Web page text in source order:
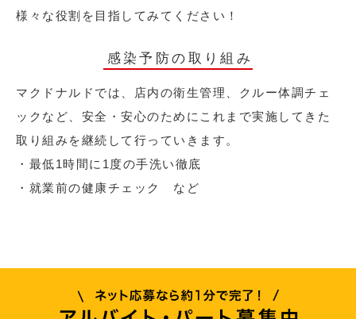
様々な役割を目指してみてください！
感染予防の取り組み
マクドナルドでは、店内の衛生管理、クルー体調チェ
ックなど、安全・安心のためにこれまで実施してきた
取り組みを継続して行っていきます。
・最低1時間に1度の手洗い徹底
・就業前の健康チェック など